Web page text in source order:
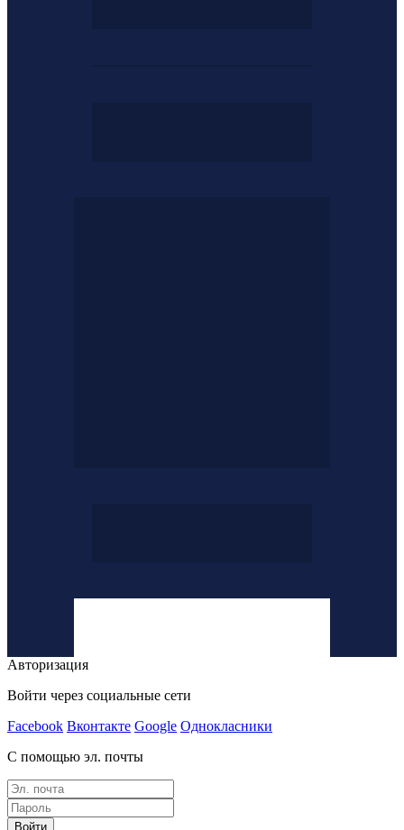
Авторизация
Войти через социальные сети
Facebook Вконтакте Google Однокласники
С помощью эл. почты
Войти